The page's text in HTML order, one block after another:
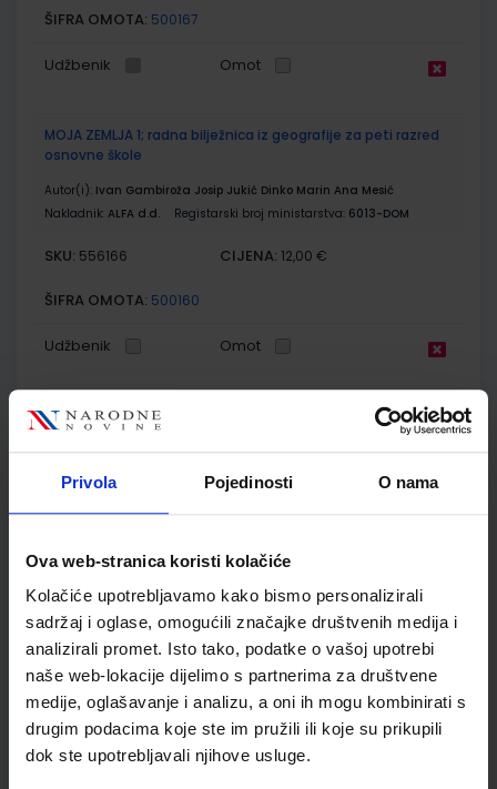
Privola Pojedinosti O nama
Ova web-stranica koristi kolačiće
Kolačiće upotrebljavamo kako bismo personalizirali
sadržaj i oglase, omogućili značajke društvenih medija i
analizirali promet. Isto tako, podatke o vašoj upotrebi
naše web-lokacije dijelimo s partnerima za društvene
medije, oglašavanje i analizu, a oni ih mogu kombinirati s
drugim podacima koje ste im pružili ili koje su prikupili
dok ste upotrebljavali njihove usluge.
ŠIFRA OMOTA: 500167
Udžbenik Omot
MOJA ZEMLJA 1; radna bilježnica iz geografije za peti razred
osnovne škole
Autor(i): Ivan Gambiroža Josip Jukić Dinko Marin Ana Mesić
Nakladnik: ALFA d.d. Registarski broj ministarstva: 6013-DOM
SKU: 556166 CIJENA: 12,00 €
ŠIFRA OMOTA: 500160
Udžbenik Omot
POVIJEST 5; udžbenik iz povijesti za peti razred osnovne
škole
Registarski broj ministarstva:
Udžbenik Omot
POVIJEST 5; radna bilježnica iz povijesti za peti razred
osnovne škole
Autor(i):Birin Katarina Glazer Šarlija Finek Finek